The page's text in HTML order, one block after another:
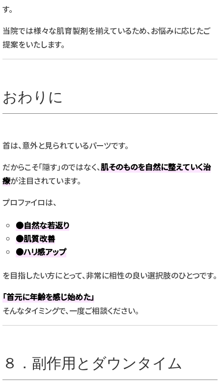
す。
当院では様々な肌育製剤を揃えているため、お悩みに応じたご
提案をいたします。
おわりに
首は、意外と見られているパーツです。
だからこそ「隠す」のではなく、肌そのものを自然に整えていく治
療が注目されています。
プロファイロは、
●自然な若返り
●肌質改善
●ハリ感アップ
を目指したい方にとって、非常に相性の良い選択肢のひとつです。
「首元に年齢を感じ始めた」
そんなタイミングで、一度ご相談ください。
８． 副作用 と ダウンタイム